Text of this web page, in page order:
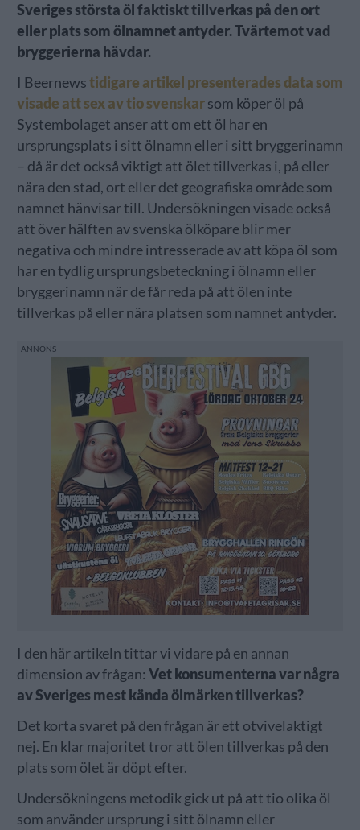
Sveriges största öl faktiskt tillverkas på den ort
eller plats som ölnamnet antyder. Tvärtemot vad
bryggerierna hävdar.
I Beernewstidigare artikel presenterades data som
visade att sex av tio svenskarsom köper öl på
Systembolaget anser att om ett öl har en
ursprungsplats i sitt ölnamn eller i sitt bryggerinamn
– då är det också viktigt att ölet tillverkas i, på eller
nära den stad, ort eller det geografiska område som
namnet hänvisar till. Undersökningen visade också
att över hälften av svenska ölköpare blir mer
negativa och mindre intresserade av att köpa öl som
har en tydlig ursprungsbeteckning i ölnamn eller
bryggerinamn när de får reda på att ölen inte
tillverkas på eller nära platsen som namnet antyder.
I den här artikeln tittar vi vidare på en annan
dimension av frågan: Vet konsumenterna var några
av Sveriges mest kända ölmärken tillverkas?
Det korta svaret på den frågan är ett otvivelaktigt
nej. En klar majoritet tror att ölen tillverkas på den
plats som ölet är döpt efter.
Undersökningens metodik gick ut på att tio olika öl
som använder ursprung i sitt ölnamn eller